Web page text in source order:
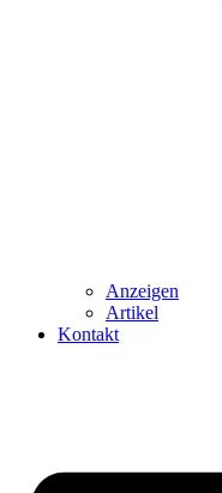
Anzeigen
Artikel
Kontakt